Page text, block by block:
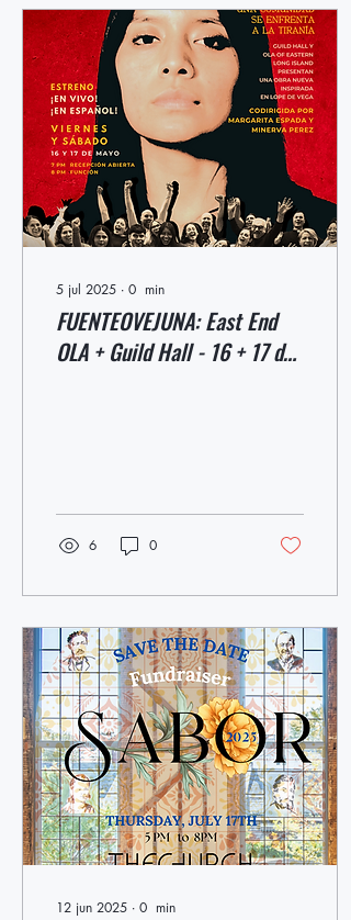
5 jul 2025 ∙ 0 min
FUENTEOVEJUNA: East End
OLA + Guild Hall - 16 + 17 de
6 0
12 jun 2025 ∙ 0 min